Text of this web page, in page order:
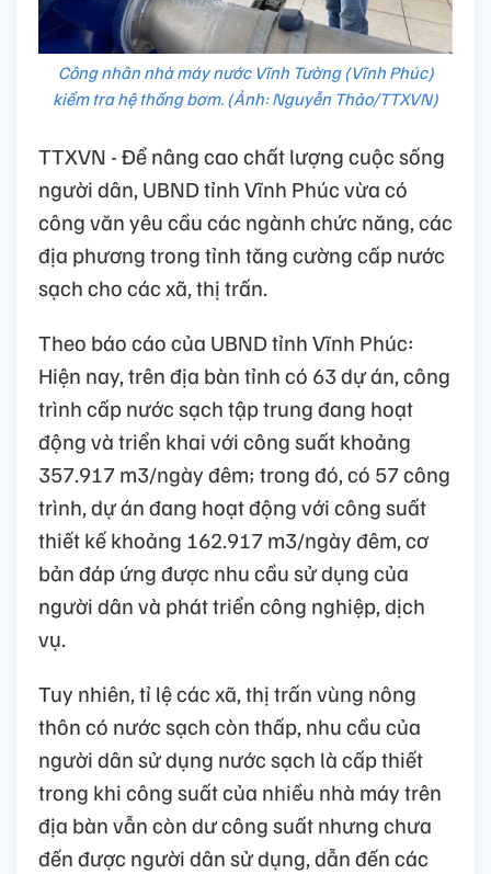
Công nhân nhà máy nước Vĩnh Tường (Vĩnh Phúc)
kiểm tra hệ thống bơm. (Ảnh: Nguyễn Thảo/TTXVN)
TTXVN - Để nâng cao chất lượng cuộc sống
người dân, UBND tỉnh Vĩnh Phúc vừa có
công văn yêu cầu các ngành chức năng, các
địa phương trong tỉnh tăng cường cấp nước
sạch cho các xã, thị trấn.
Theo báo cáo của UBND tỉnh Vĩnh Phúc:
Hiện nay, trên địa bàn tỉnh có 63 dự án, công
trình cấp nước sạch tập trung đang hoạt
động và triển khai với công suất khoảng
357.917 m3/ngày đêm; trong đó, có 57 công
trình, dự án đang hoạt động với công suất
thiết kế khoảng 162.917 m3/ngày đêm, cơ
bản đáp ứng được nhu cầu sử dụng của
người dân và phát triển công nghiệp, dịch
vụ.
Tuy nhiên, tỉ lệ các xã, thị trấn vùng nông
thôn có nước sạch còn thấp, nhu cầu của
người dân sử dụng nước sạch là cấp thiết
trong khi công suất của nhiều nhà máy trên
địa bàn vẫn còn dư công suất nhưng chưa
đến được người dân sử dụng, dẫn đến các